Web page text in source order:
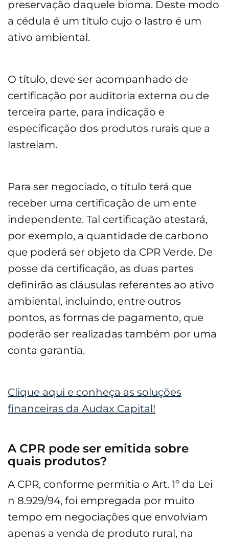
preservação daquele bioma. Deste modo
a cédula é um título cujo o lastro é um
ativo ambiental.
O título, deve ser acompanhado de
certificação por auditoria externa ou de
terceira parte, para indicação e
especificação dos produtos rurais que a
lastreiam.
Para ser negociado, o título terá que
receber uma certificação de um ente
independente. Tal certificação atestará,
por exemplo, a quantidade de carbono
que poderá ser objeto da CPR Verde. De
posse da certificação, as duas partes
definirão as cláusulas referentes ao ativo
ambiental, incluindo, entre outros
pontos, as formas de pagamento, que
poderão ser realizadas também por uma
conta garantia.
Clique aqui e conheça as soluções
financeiras da Audax Capital!
A CPR pode ser emitida sobre
quais produtos?
A CPR, conforme permitia o Art. 1º da Lei
n 8.929/94, foi empregada por muito
tempo em negociações que envolviam
apenas a venda de produto rural, na